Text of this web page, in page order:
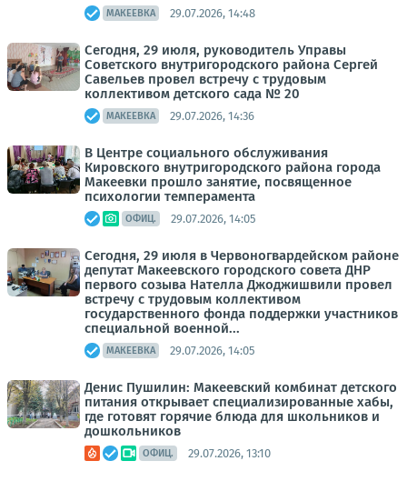
МАКЕЕВКА 29.07.2026, 14:48
Сегодня, 29 июля, руководитель Управы
Советского внутригородского района Сергей
Савельев провел встречу с трудовым
коллективом детского сада № 20
МАКЕЕВКА 29.07.2026, 14:36
В Центре социального обслуживания
Кировского внутригородского района города
Макеевки прошло занятие, посвященное
психологии темперамента
ОФИЦ. 29.07.2026, 14:05
Сегодня, 29 июля в Червоногвардейском районе
депутат Макеевского городского совета ДНР
первого созыва Нателла Джоджишвили провел
встречу с трудовым коллективом
государственного фонда поддержки участников
специальной военной...
МАКЕЕВКА 29.07.2026, 14:05
Денис Пушилин: Макеевский комбинат детского
питания открывает специализированные хабы,
где готовят горячие блюда для школьников и
дошкольников
ОФИЦ. 29.07.2026, 13:10